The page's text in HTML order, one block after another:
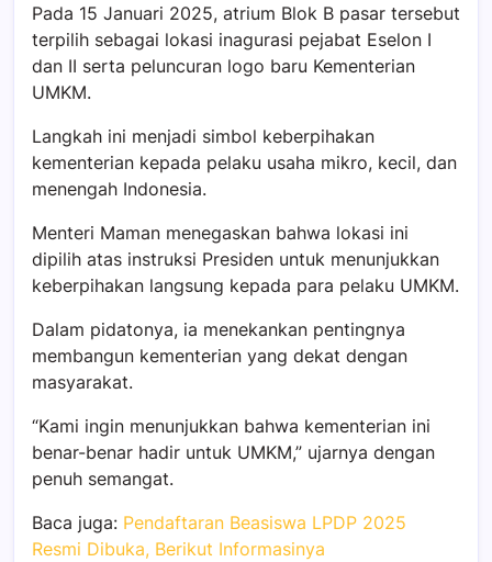
Pada 15 Januari 2025, atrium Blok B pasar tersebut
terpilih sebagai lokasi inagurasi pejabat Eselon I
dan II serta peluncuran logo baru Kementerian
UMKM.
Langkah ini menjadi simbol keberpihakan
kementerian kepada pelaku usaha mikro, kecil, dan
menengah Indonesia.
Menteri Maman menegaskan bahwa lokasi ini
dipilih atas instruksi Presiden untuk menunjukkan
keberpihakan langsung kepada para pelaku UMKM.
Dalam pidatonya, ia menekankan pentingnya
membangun kementerian yang dekat dengan
masyarakat.
“Kami ingin menunjukkan bahwa kementerian ini
benar-benar hadir untuk UMKM,” ujarnya dengan
penuh semangat.
Baca juga: Pendaftaran Beasiswa LPDP 2025
Resmi Dibuka, Berikut Informasinya